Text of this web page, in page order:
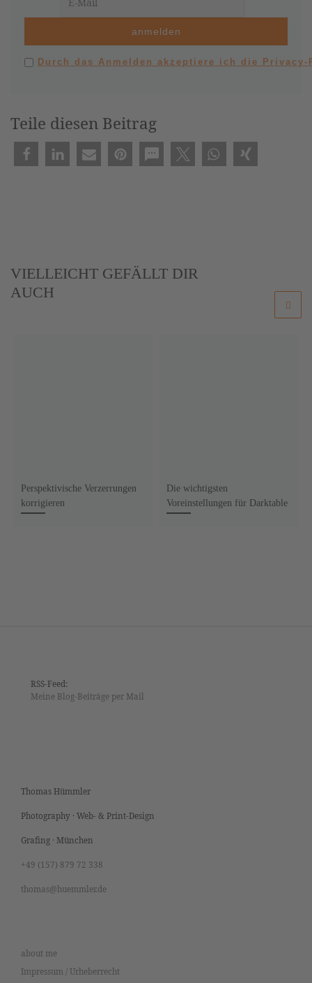
Durch das Anmelden akzeptiere ich die Privacy-
Teile diesen Beitrag
VIELLEICHT GEFÄLLT DIR
AUCH
Perspektivische Verzerrungen
korrigieren
Die wichtigsten
Voreinstellungen für Darktable
RSS-Feed:
Meine Blog-Beiträge per Mail
Thomas Hümmler
Photography · Web- & Print-Design
Grafing · München
+49 (157) 879 72 338
thomas@huemmler.de
about me
Impressum / Urheberrecht